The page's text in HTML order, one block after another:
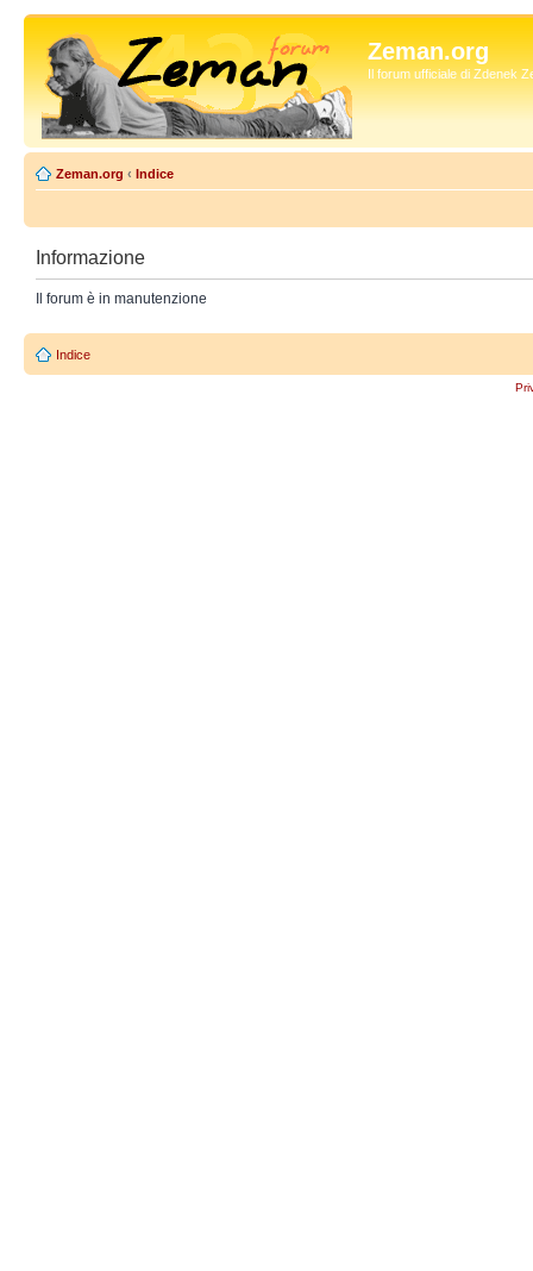
Zeman.org
Il forum ufficiale di Zdenek
Zeman.org ‹ Indice
Informazione
Il forum è in manutenzione
Indice